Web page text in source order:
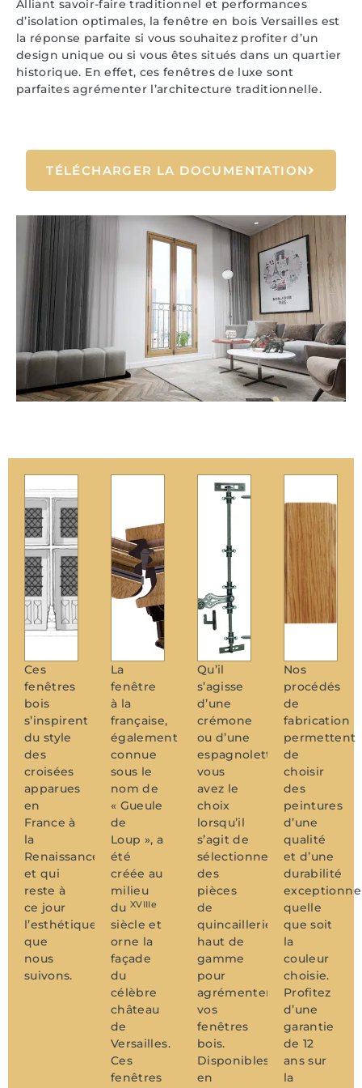
Alliant savoir-faire traditionnel et performances
d’isolation optimales, la fenêtre en bois Versailles est
la réponse parfaite si vous souhaitez profiter d’un
design unique ou si vous êtes situés dans un quartier
historique. En effet, ces fenêtres de luxe sont
parfaites agrémenter l’architecture traditionnelle.
TÉLÉCHARGER LA DOCUMENTATION
Ces
fenêtres
bois
s’inspirent
du style
des
croisées
apparues
en
France à
la
Renaissance,
et qui
reste à
ce jour
l’esthétique
que
nous
suivons.
La
fenêtre
à la
française,
également
connue
sous le
nom de
« Gueule
de
Loup », a
été
créée au
milieu
duXVIIIe
siècle et
orne la
façade
du
célèbre
château
de
Versailles.
Ces
fenêtres
Qu’il
s’agisse
d’une
crémone
ou d’une
espagnolette,
vous
avez le
choix
lorsqu’il
s’agit de
sélectionner
des
pièces
de
quincaillerie
haut de
gamme
pour
agrémenter
vos
fenêtres
bois.
Disponibles
en
Nos
procédés
de
fabrication
permettent
de
choisir
des
peintures
d’une
qualité
et d’une
durabilité
quelle
que soit
la
couleur
choisie.
Profitez
d’une
garantie
de 12
ans sur
la